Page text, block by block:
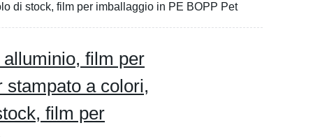
di stock, film per imballaggio in PE BOPP Pet
film per
a colori,
film per